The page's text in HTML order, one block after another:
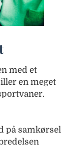
med et
en meget
på samkørsel